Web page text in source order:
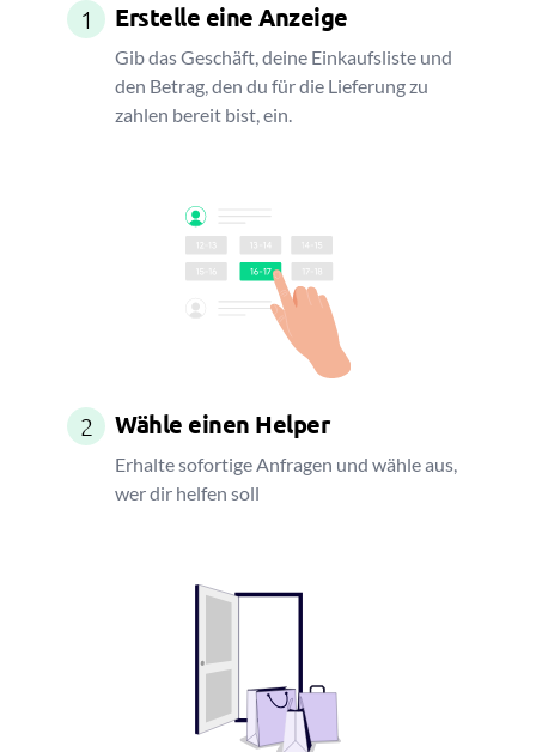
1 Erstelle eine Anzeige
Gib das Geschäft, deine Einkaufsliste und
den Betrag, den du für die Lieferung zu
zahlen bereit bist, ein.
2 Wähle einen Helper
Erhalte sofortige Anfragen und wähle aus,
wer dir helfen soll